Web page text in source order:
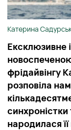
Катерина
Ексклюзивне
фрідайвінгу
розповіла
синхроністки
народилася